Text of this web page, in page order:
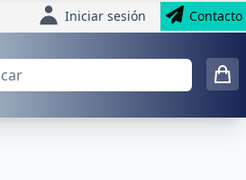
Iniciar sesión Contacto